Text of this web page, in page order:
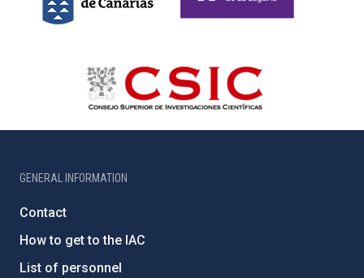
GENERAL INFORMATION
Contact
How to get to the IAC
List of personnel